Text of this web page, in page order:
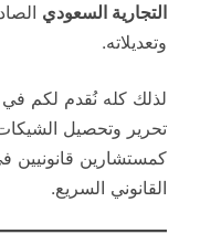
التجارية السعودي
وتعديلاته.
لذلك كله نُقدم لكم في
تحرير وتحصيل الشيكات
كمستشارين قانونيين
القانوني السريع.